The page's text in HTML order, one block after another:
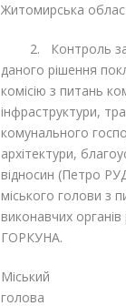
Житомирська
2. Контроль за
даного рішення
комісію з питань
інфраструктури,
комунального
архітектури,
відносин (Петро
міського голови з
виконавчих
ГОРКУНА.
Міський